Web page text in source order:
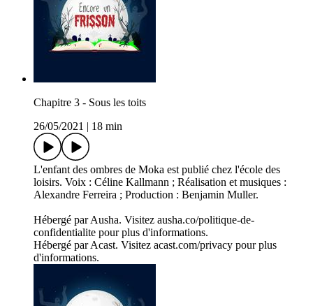
Chapitre 3 - Sous les toits
26/05/2021
18 min
L'enfant des ombres de Moka est publié chez l'école des
loisirs. Voix : Céline Kallmann ; Réalisation et musiques :
Alexandre Ferreira ; Production : Benjamin Muller.
Hébergé par Ausha. Visitez ausha.co/politique-de-
confidentialite pour plus d'informations.
Hébergé par Acast. Visitez acast.com/privacy pour plus
d'informations.